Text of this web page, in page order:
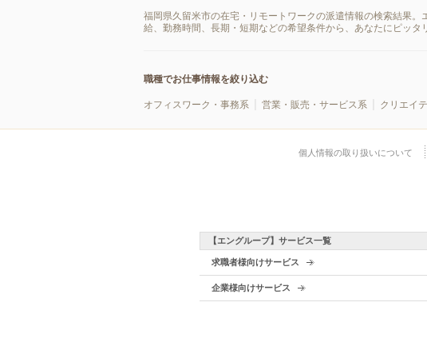
福岡県久留米市の在宅・リモートワークの派遣情報の検索結果
給、勤務時間、長期・短期などの希望条件から、あなたにピッタ
職種でお仕事情報を絞り込む
オフィスワーク・事務系 営業・販売・サービス系 クリエイ
個人情報の取り扱いについて
【エングループ】サービス一覧
求職者様向けサービス
企業様向けサービス